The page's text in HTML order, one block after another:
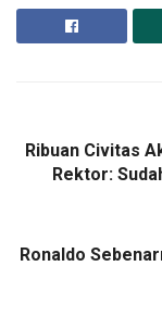
Ribuan Civitas
Rektor:
Ronaldo